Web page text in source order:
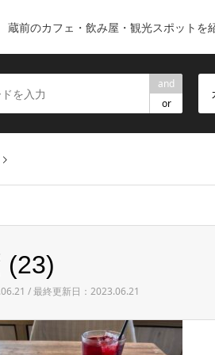
蔵前のカフェ・飲み屋・観光スポットを
and
or
(23)
/ 最終更新日：2023.06.21